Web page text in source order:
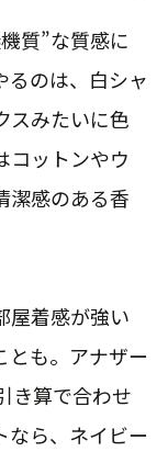
質”な質感に
るのは、白シャ
スみたいに色
コットンやウ
潔感のある香
屋着感が強い
とも。アナザー
き算で合わせ
なら、ネイビー